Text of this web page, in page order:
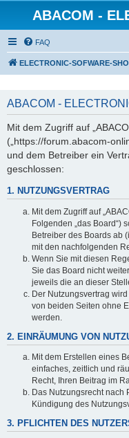
ABACOM -
FAQ
ELECTRONIC-SOFWARE-
ABACOM -
Mit dem Zugriff auf
(„https://forum.abacom-
und dem Betreiber ein
geschlossen:
1. NUTZUNGSVERTRAG
Mit dem Zugriff auf
Folgenden „das Board“)
Betreiber des Boards ab
mit den nachfolgenden
Wenn Sie mit diesen
Sie das Board nicht
jeweils die an dieser
Der Nutzungsvertrag
von beiden Seiten ohne
werden.
2. EINRÄUMUNG VON
Mit dem Erstellen eines
einfaches, zeitlich und
Recht, Ihren Beitrag im
Das Nutzungsrecht nach
Kündigung des
3. PFLICHTEN DES